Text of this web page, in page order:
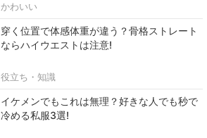
かわいい
穿く位置で体感体重が違う？骨格ストレート
ならハイウエストは注意!
役立ち・知識
イケメンでもこれは無理？好きな人でも秒で
冷める私服3選!